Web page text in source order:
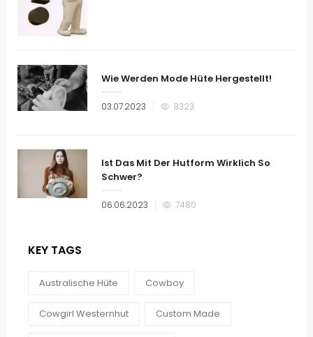
Wie Werden Mode Hüte Hergestellt!
Veröffentlicht
03.07.2023 8323
Ist Das Mit Der Hutform Wirklich So
Schwer?
Veröffentlicht
06.06.2023 7480
KEY TAGS
Australische Hüte Cowboy
Cowgirl Westernhut Custom Made